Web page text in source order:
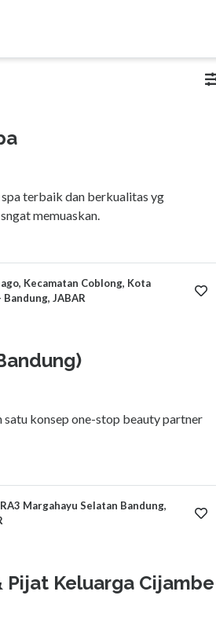
terbaik dan berkualitas yg
memuaskan.
Kecamatan Coblong, Kota
JABAR
satu konsep one-stop beauty partner
Margahayu Selatan Bandung,
Pijat Keluarga Cijambe